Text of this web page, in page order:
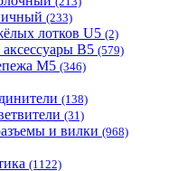
(233)
лотков U5 (2)
B5 (579)
M5 (346)
(138)
(31)
и вилки (968)
(1122)